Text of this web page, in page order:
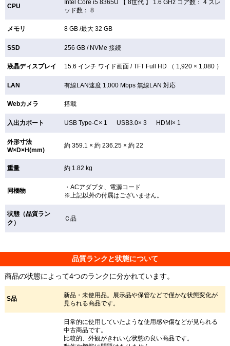
CPU
Intel Core i5 8365U 【8世代 】 1.6 GHz コア数： 4 スレ
ッド数： 8
メモリ 8 GB /最大 32 GB
SSD 256 GB / NVMe 接続
液晶ディスプレイ 15.6 インチ ワイド画面 /TFT Full HD （ 1,920 × 1,080 ）
LAN 有線LAN速度 1,000 Mbps 無線LAN対応
Webカメラ 搭載
入出力ポート USB Type-C× 1 USB3.0× 3 HDMI× 1
外形寸法
W×D×H(mm)
約 359.1 × 約 236.25 × 約 22
重量 約 1.82 kg
同梱物
・ACアダプタ、電源コード
※上記以外の付属はございません。
状態（品質ラン
ク）
Ｃ品
品質ランクと状態について
商品の状態によって4つのランクに分かれています。
S品
新品・未使用品。展示品や保管などで僅かな状態変化が
見られる商品です。
日常的に使用していたような使用感や傷などが見られる
中古商品です。
比較的、外観がきれいな状態の良い商品です。